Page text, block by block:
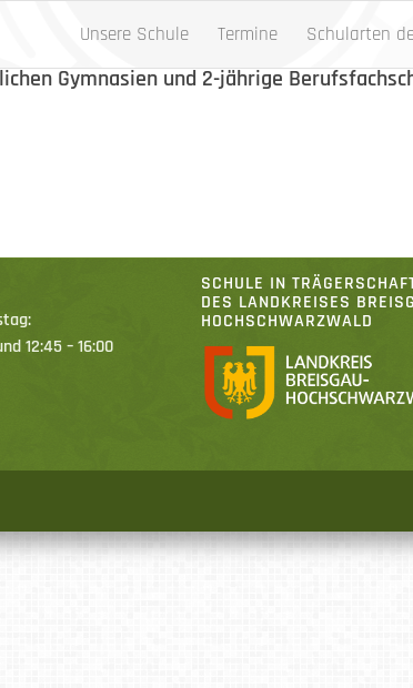
Unsere Schule Termine Schularten
Gymnasien und 2-jährige
12:45 – 16:00
SCHULE IN
DES LANDKREISES
HOCHSCHWARZWALD